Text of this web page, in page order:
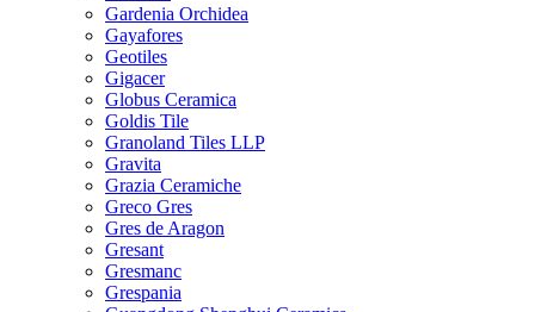
Gardenia Orchidea
Gayafores
Geotiles
Gigacer
Globus Ceramica
Goldis Tile
Granoland Tiles LLP
Gravita
Grazia Ceramiche
Greco Gres
Gres de Aragon
Gresant
Gresmanc
Grespania